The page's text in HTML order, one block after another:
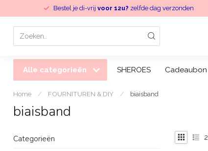
Bestel je di-vrij voor 12u? zelfde dag verzonden
Alle categorieën SHEROES Cadeaubon
Home / FOURNITUREN & DIY / biaisband
biaisband
Categorieën 2